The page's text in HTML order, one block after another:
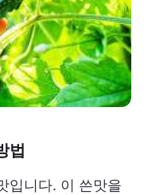
법
입니다. 이 쓴맛을